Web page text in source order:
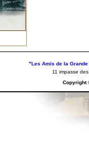
"Les Amis de la
11 impasse
Copyright